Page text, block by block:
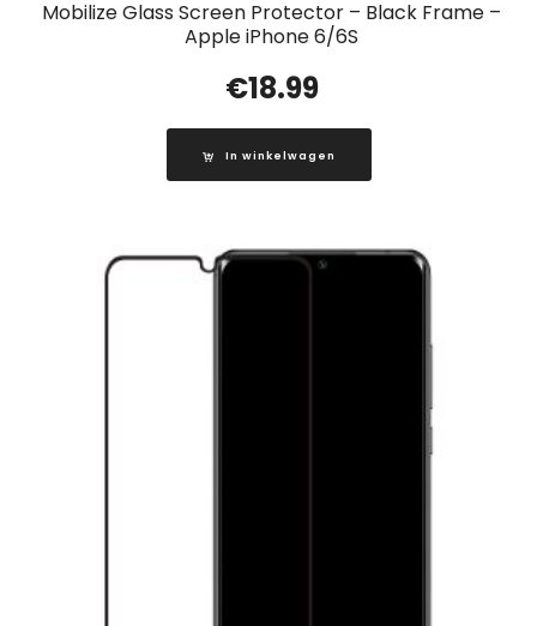
Mobilize Glass Screen Protector – Black Frame –
Apple iPhone 6/6S
€18.99
In winkelwagen